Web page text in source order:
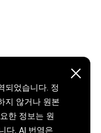
되었습니다. 정
지 않거나 원본
한 정보는 원
다. AI 번역은